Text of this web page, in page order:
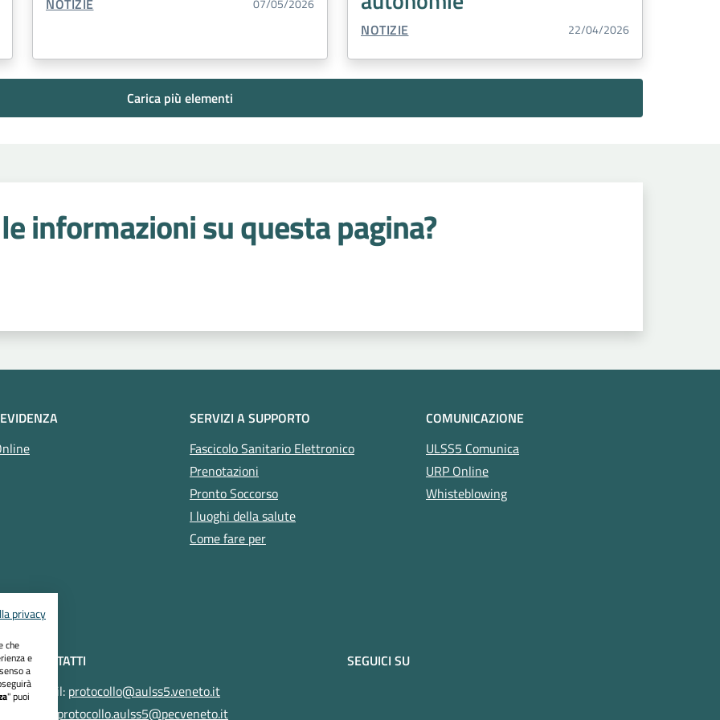
TIPO CONTENUTO:
NOTIZIE 22/04/2026
Carica più elementi
informazioni su questa pagina?
SERVIZI A SUPPORTO
Fascicolo Sanitario Elettronico
Prenotazioni
Pronto Soccorso
I luoghi della salute
Come fare per
COMUNICAZIONE
ULSS5 Comunica
URP Online
Whisteblowing
CONTATTI
Email: protocollo@aulss5.veneto.it
protocollo.aulss5@pecveneto.it
SEGUICI SU
privacy
che
e
a
" puoi